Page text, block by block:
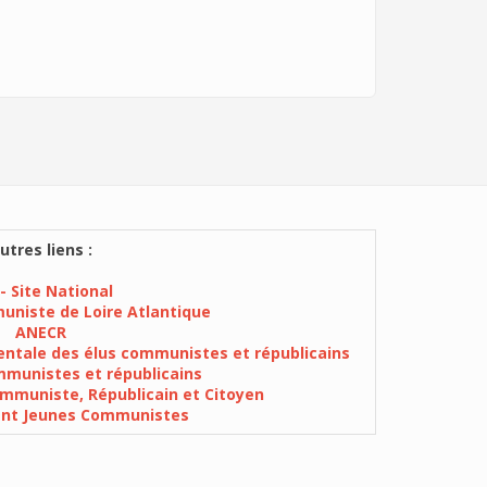
liens :
- Site National
de Loire Atlantique
ANECR
des élus communistes et républicains
et républicains
Républicain et Citoyen
Jeunes Communistes